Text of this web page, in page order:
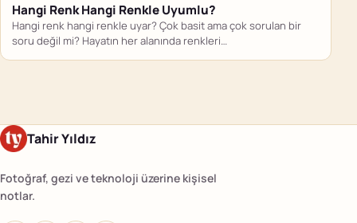
Hangi Renk Hangi Renkle Uyumlu?
Hangi renk hangi renkle uyar? Çok basit ama çok sorulan bir
soru değil mi? Hayatın her alanında renkleri…
Tahir Yıldız
Fotoğraf, gezi ve teknoloji üzerine kişisel
notlar.